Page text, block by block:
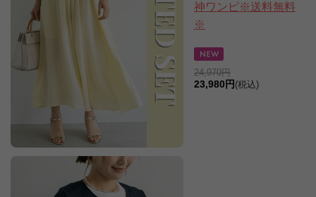
神ワンピ※送料無料
※
24,970円
23,980円 (税込)